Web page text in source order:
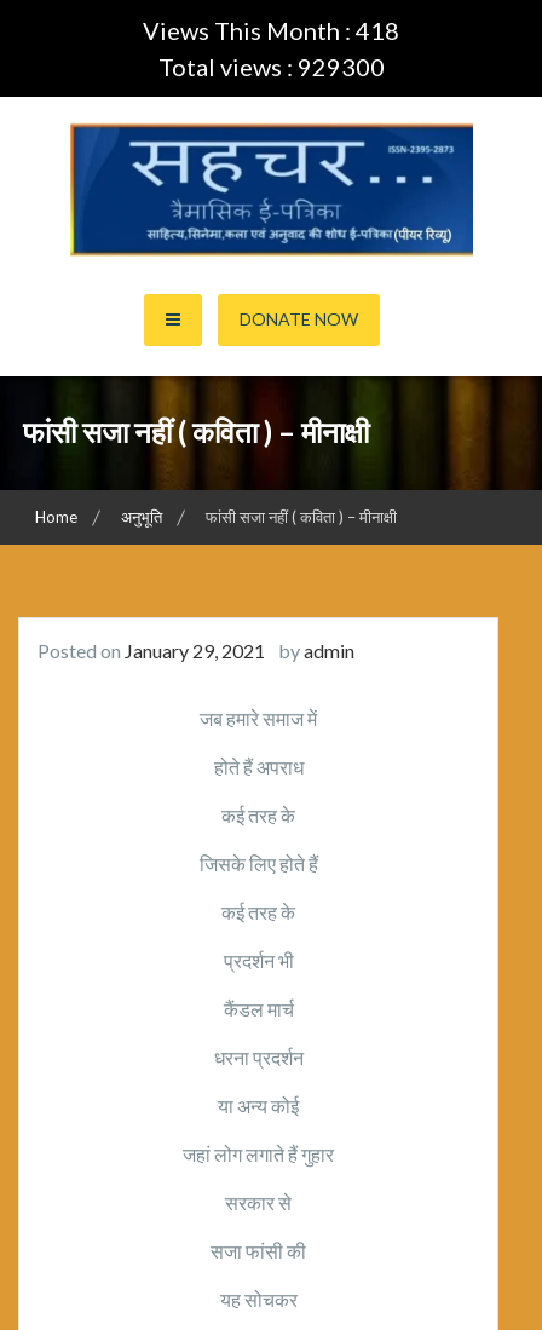
Views This Month : 418
Total views : 929300
सहचर ई-पत्रिका… (ISSN:2395-
2873)
DONATE NOW
फांसी सजा नहीं ( कविता ) – मीनाक्षी
Home अनुभूति फांसी सजा नहीं ( कविता ) – मीनाक्षी
Posted on January 29, 2021 byadmin
जब हमारे समाज में
होते हैं अपराध
कई तरह के
जिसके लिए होते हैं
कई तरह के
प्रदर्शन भी
कैंडल मार्च
धरना प्रदर्शन
या अन्य कोई
जहां लोग लगाते हैं गुहार
सरकार से
सजा फांसी की
यह सोचकर